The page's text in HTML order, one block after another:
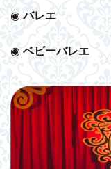
◉バレエ
◉ベビーバレエ